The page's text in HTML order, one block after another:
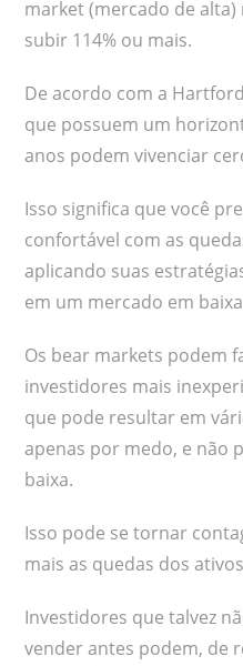
market (mercado de
subir 114% ou mais.
De acordo com a
que possuem um
anos podem vivenciar
Isso significa que você
confortável com as
aplicando suas
em um mercado em
Os bear markets podem
investidores mais
que pode resultar em
apenas por medo, e não
baixa.
Isso pode se tornar
mais as quedas dos
Investidores que talvez
vender antes podem, de